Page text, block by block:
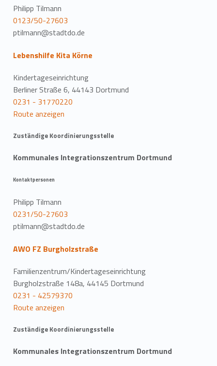
Philipp Tilmann
0123/50-27603
ptilmann@stadtdo.de
Lebenshilfe Kita Körne
Kindertageseinrichtung
Berliner Straße 6, 44143 Dortmund
0231 - 31770220
Route anzeigen
Zuständige Koordinierungsstelle
Kommunales Integrationszentrum Dortmund
Kontaktpersonen
Philipp Tilmann
0231/50-27603
ptilmann@stadtdo.de
AWO FZ Burgholzstraße
Familienzentrum/Kindertageseinrichtung
Burgholzstraße 148a, 44145 Dortmund
0231 - 42579370
Route anzeigen
Zuständige Koordinierungsstelle
Kommunales Integrationszentrum Dortmund